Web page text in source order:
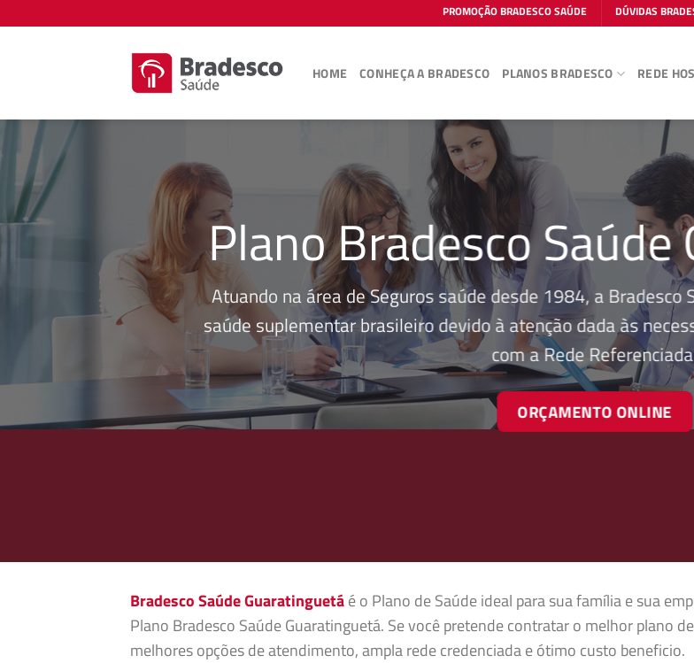
to
PROMOÇÃO BRADESCO SAÚDE DÚVIDAS
HOME CONHEÇA A BRADESCO PLANOS BRADESCO REDE
Plano Bradesco
Atuando na área de Seguros saúde desde 1984, a
saúde suplementar brasileiro devido à atenção dada às
com a Rede
ORÇAMENTO ONLINE
Bradesco Saúde Guaratinguetáé o Plano de Saúde ideal para sua família e sua
Plano Bradesco Saúde Guaratinguetá. Se você pretende contratar o melhor plano
melhores opções de atendimento, ampla rede credenciada e ótimo custo beneficio.